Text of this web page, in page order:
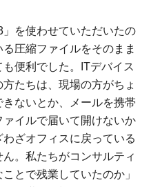
を使わせていただいたの
圧縮ファイルをそのまま
便利でした。ITデバイス
たちは、現場の方がちょ
ないとか、メールを携帯
イルで届いて開けないか
ざオフィスに戻っている
。私たちがコンサルティ
とで残業していたのか」